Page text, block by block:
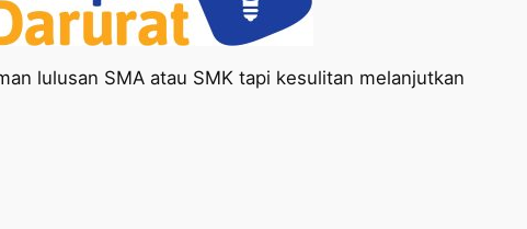
lulusan SMA atau SMK tapi kesulitan melanjutkan